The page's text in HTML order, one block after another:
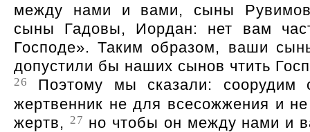
между нами и вами, сыны
сыны Гадовы, Иордан: нет вам
Господе». Таким образом, ваши
допустили бы наших сынов чтить
26
Поэтому мы сказали: соорудим
жертвенник не для всесожжения и
жертв, 27 но чтобы он между нами и